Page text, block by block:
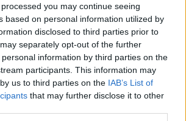
you may continue seeing
based on personal information utilized by
disclosed to third parties prior to
separately opt-out of the further
information by third parties on the
participants. This information may
us to third parties on the IAB’s List of
that may further disclose it to other
közlekedsz, vagy a váltáson töprengsz?
hírek az e-autók világából, vagy
legújabb fejlesztések az elektromosság és a
területén? Akkor jó helyen jársz!
TÖBB A SZERZŐTŐL